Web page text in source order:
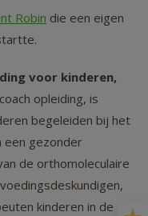
Robin die een eigen
voor kinderen,
opleiding, is
begeleiden bij het
een gezonder
de orthomoleculaire
kinderen in de